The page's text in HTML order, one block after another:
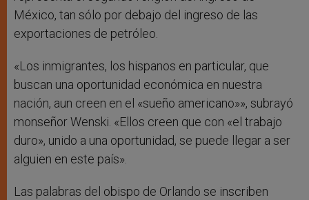
México, tan sólo por debajo del ingreso de las
exportaciones de petróleo.
«Los inmigrantes, los hispanos en particular, que
buscan una oportunidad económica en nuestra
nación, aun creen en el «sueño americano»», subrayó
monseñor Wenski. «Ellos creen que con «el trabajo
duro», unido a una oportunidad, se puede llegar a ser
alguien en este país».
Las palabras del obispo de Orlando se inscriben